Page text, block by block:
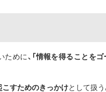
めに、 「情報を得ることをゴ
こすためのきっかけとして扱う